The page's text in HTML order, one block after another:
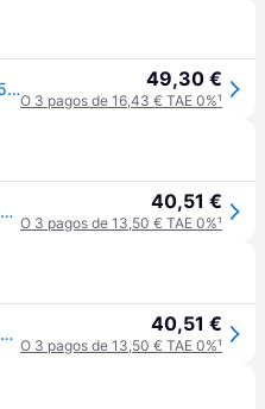
Alimentador Tablet Microsoft 15v 24w Surface Go 49,30 €
O 3 pagos de 16,43 € TAE 0%¹
SRFC 24W POWER SUPPLYCOMM GO IT/PL/PT/ES IN 40,51 €
O 3 pagos de 13,50 € TAE 0%¹
SRFC 24W POWER SUPPLYCOMM GO IT/PL/PT/ES IN 40,51 €
O 3 pagos de 13,50 € TAE 0%¹